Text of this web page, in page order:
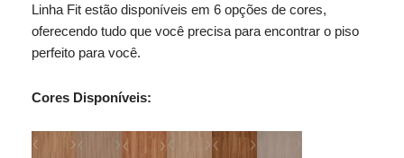
Linha Fit estão disponíveis em 6 opções de cores,
oferecendo tudo que você precisa para encontrar o piso
perfeito para você.
Cores Disponíveis: